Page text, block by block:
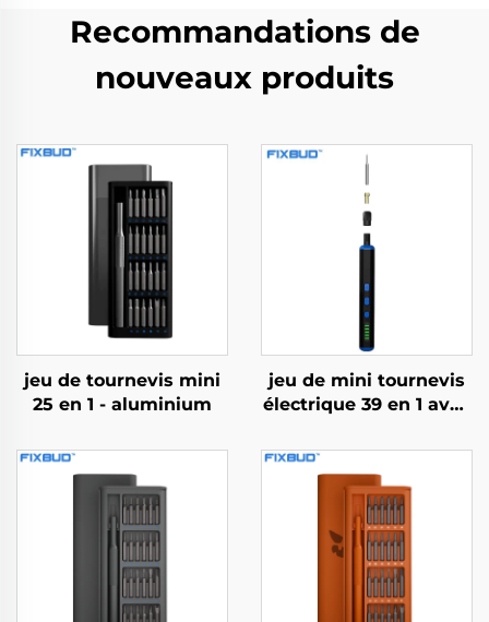
Recommandations de
nouveaux produits
jeu de tournevis mini
25 en 1 - aluminium
jeu de mini tournevis
électrique 39 en 1 avec